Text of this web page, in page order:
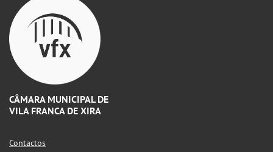
CÂMARA MUNICIPAL DE
VILA FRANCA DE XIRA
Contactos